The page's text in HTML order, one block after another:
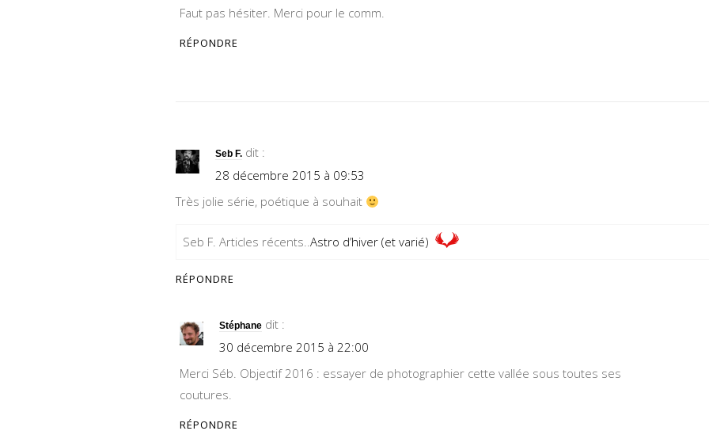
Faut pas hésiter. Merci pour le comm.
RÉPONDRE
Seb F. dit :
28 décembre 2015 à 09:53
Très jolie série, poétique à souhait
Seb F. Articles récents..Astro d’hiver (et varié)
RÉPONDRE
Stéphane dit :
30 décembre 2015 à 22:00
Merci Séb. Objectif 2016 : essayer de photographier cette vallée sous toutes ses
coutures.
RÉPONDRE